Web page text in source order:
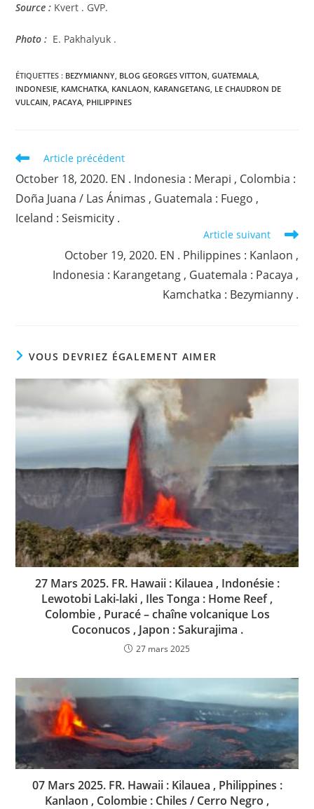
Source : Kvert . GVP.
Photo : E. Pakhalyuk .
ÉTIQUETTES : BEZYMIANNY, BLOG GEORGES VITTON, GUATEMALA,
INDONESIE, KAMCHATKA, KANLAON, KARANGETANG, LE CHAUDRON DE
VULCAIN, PACAYA, PHILIPPINES
Read
articles
Article précédent
October 18, 2020. EN . Indonesia : Merapi , Colombia :
Doña Juana / Las Ánimas , Guatemala : Fuego ,
Iceland : Seismicity .
Article suivant
October 19, 2020. EN . Philippines : Kanlaon ,
Indonesia : Karangetang , Guatemala : Pacaya ,
Kamchatka : Bezymianny .
VOUS DEVRIEZ ÉGALEMENT AIMER
27 Mars 2025. FR. Hawaii : Kilauea , Indonésie :
Lewotobi Laki-laki , Iles Tonga : Home Reef ,
Colombie , Puracé – chaîne volcanique Los
Coconucos , Japon : Sakurajima .
27 mars 2025
07 Mars 2025. FR. Hawaii : Kilauea , Philippines :
Kanlaon , Colombie : Chiles / Cerro Negro ,